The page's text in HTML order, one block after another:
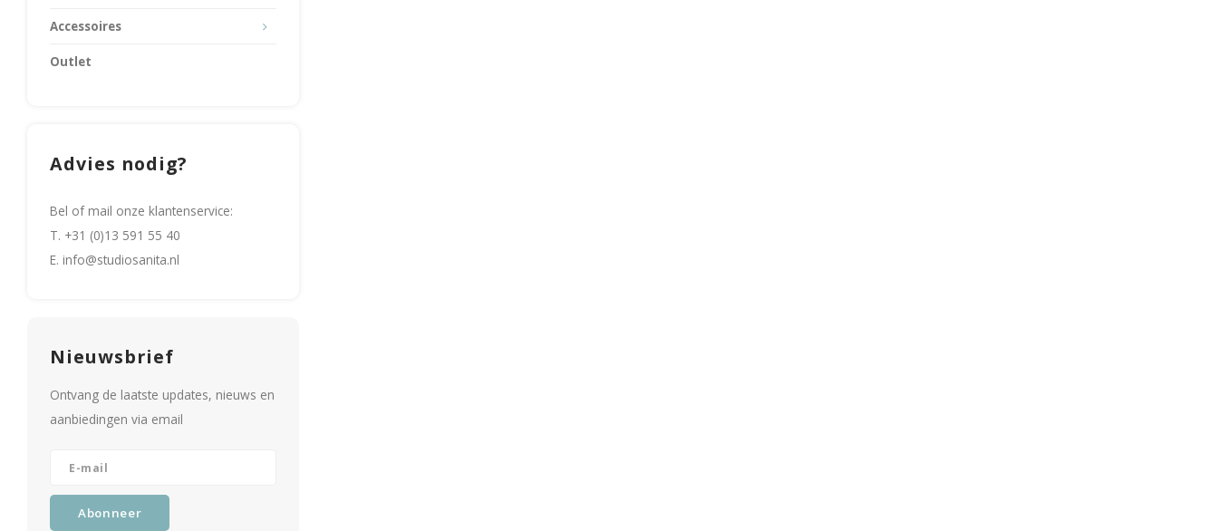
Accessoires
Outlet
Advies nodig?
Bel of mail onze klantenservice:
T. +31 (0)13 591 55 40
E. info@studiosanita.nl
Nieuwsbrief
Ontvang de laatste updates, nieuws en
aanbiedingen via email
Abonneer